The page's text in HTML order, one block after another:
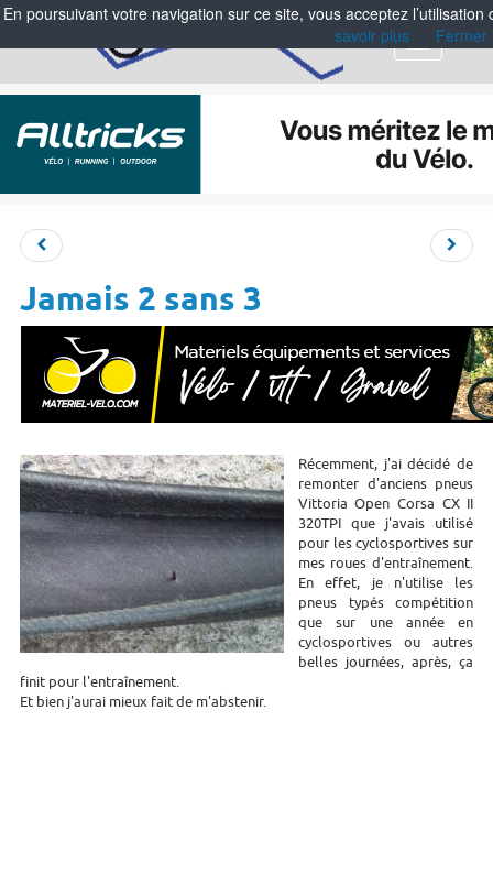
Menu
Jamais 2 sans 3
Récemment, j'ai décidé de
remonter d'anciens pneus
Vittoria Open Corsa CX II
320TPI que j'avais utilisé
pour les cyclosportives sur
mes roues d'entraînement.
En effet, je n'utilise les
pneus typés compétition
que sur une année en
cyclosportives ou autres
belles journées, après, ça
finit pour l'entraînement.
Et bien j'aurai mieux fait de m'abstenir.
En poursuivant votre navigation sur ce site, vous acceptez
savoir plus
Fermer